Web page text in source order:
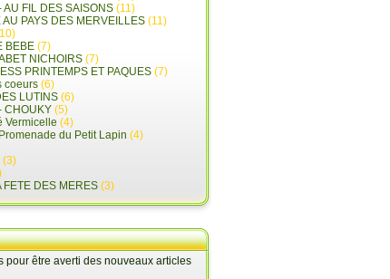
AU FIL DES SAISONS (11)
AU PAYS DES MERVEILLES (11)
BEBE (7)
NICHOIRS (7)
PRINTEMPS ET PAQUES (7)
coeurs (6)
LUTINS (6)
CHOUKY (5)
Vermicelle (4)
du Petit Lapin (4)
(3)
FETE DES MERES (3)
pour être averti des nouveaux articles